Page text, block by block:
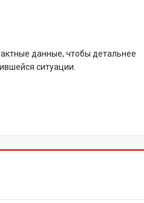
данные, чтобы детальнее
ситуации.